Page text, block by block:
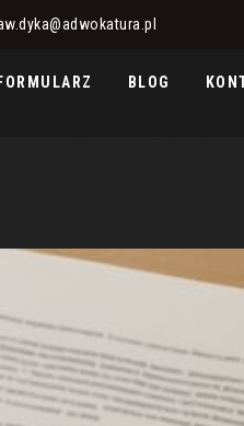
FORMULARZ BLOG